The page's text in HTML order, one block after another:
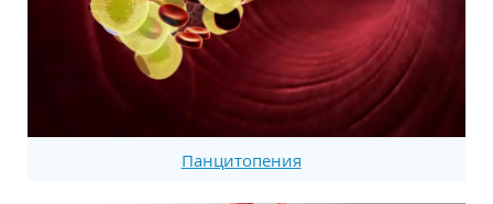
Панцитопения